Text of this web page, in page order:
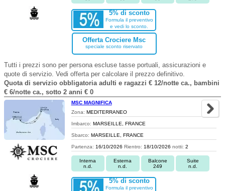
5% di sconto
Formula il preventivo
e vedi lo sconto.
Offerta Crociere Msc
speciale sconto riservato
Tutti i prezzi sono per persona escluse tasse portuali, assicurazioni e
quote di servizio. Vedi offerta per calcolare il prezzo definitivo.
Quota di servizio obbligatoria adulti e ragazzi € 12/notte ca., bambini
€ 6/notte ca., sotto 2 anni € 0
MSC MAGNIFICA
Zona: MEDITERRANEO
Imbarco: MARSEILLE, FRANCE
Sbarco: MARSEILLE, FRANCE
Partenza: 16/10/2026 Rientro: 18/10/2026 notti: 2
Interna
n.d.
Esterna
n.d.
Balcone
249
Suite
n.d.
5% di sconto
Formula il preventivo